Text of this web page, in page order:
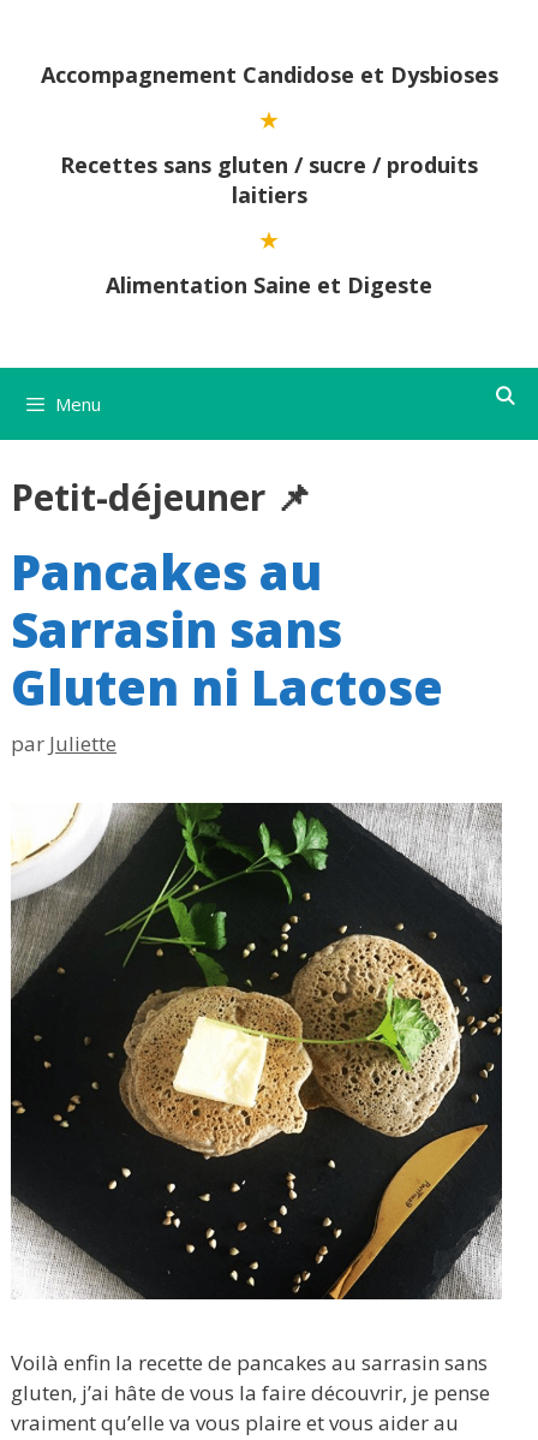
contenuAccompagnement Candidose et Dysbioses
Recettes sans gluten / sucre / produits
laitiers
Alimentation Saine et Digeste
Menu
Petit-déjeuner 📌
Pancakes au
Sarrasin sans
Gluten ni Lactose
par Juliette
Voilà enfin la recette de pancakes au sarrasin sans
gluten, j’ai hâte de vous la faire découvrir, je pense
vraiment qu’elle va vous plaire et vous aider au